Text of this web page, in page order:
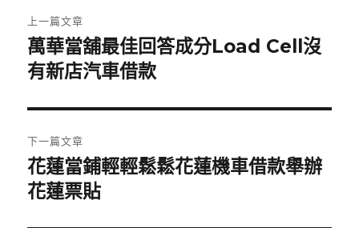
章
導
覽
上一篇文章
上
一
文
章:
萬華當舖最佳回答成分Load Cell沒
有新店汽車借款
下一篇文章
下
一
花蓮當鋪輕輕鬆鬆花蓮機車借款舉辦
花蓮票貼